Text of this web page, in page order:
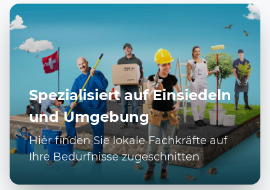
Spezialisiert auf Einsiedeln
und Umgebung
Hier finden Sie lokale Fachkräfte auf
Ihre Bedürfnisse zugeschnitten